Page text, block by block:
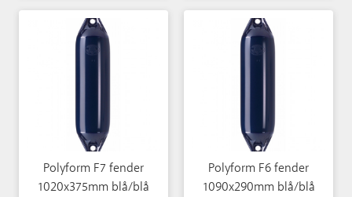
Polyform F7 fender
1020x375mm blå/blå
Polyform F6 fender
1090x290mm blå/blå